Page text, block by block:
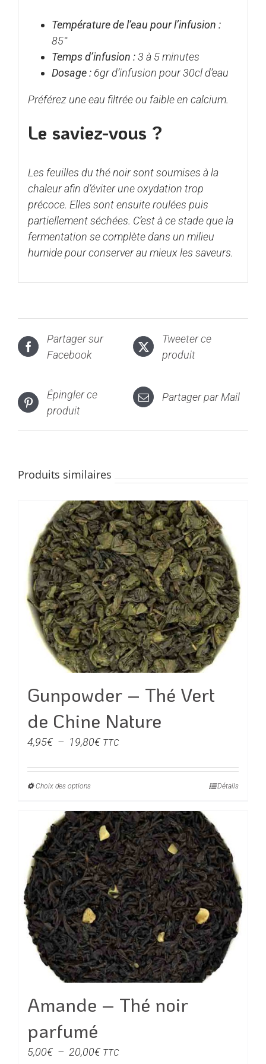
Température de l’eau pour l’infusion :
85°
Temps d’infusion :3 à 5 minutes
Dosage : 6gr d’infusion pour 30cl d’eau
Préférez une eau filtrée ou faible en calcium.
Le saviez-vous ?
Les feuilles du thé noir sont soumises à la
chaleur afin d’éviter une oxydation trop
précoce. Elles sont ensuite roulées puis
partiellement séchées. C’est à ce stade que la
fermentation se complète dans un milieu
humide pour conserver au mieux les saveurs.
Partager sur
Facebook
Tweeter ce
produit
Épingler ce
produit
Partager par Mail
Produits similaires
Gunpowder – Thé Vert
de Chine Nature
4,95€ – 19,80€Plage
prix :
19,80€
TTC
Choix des optionsCe
a
plusieurs
variations.
Les
options
peuvent
être
choisies
sur
la
page
produit
Détails
Amande – Thé noir
parfumé
5,00€ – 20,00€Plage
TTC